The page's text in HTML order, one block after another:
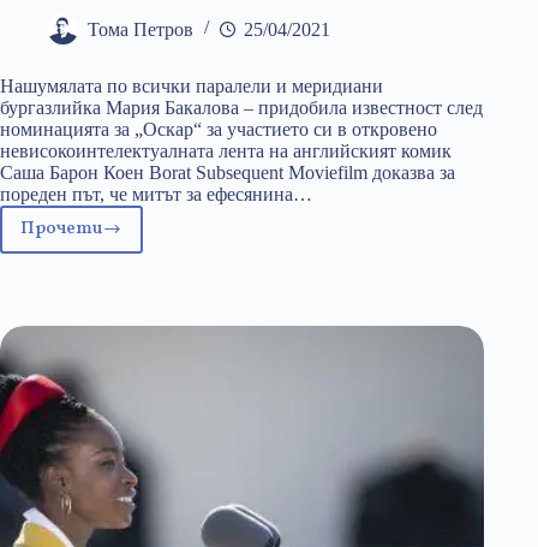
Тома Петров 25/04/2021
Нашумялата по всички паралели и меридиани
бургазлийка Мария Бакалова – придобила известност след
номинацията за „Оскар“ за участието си в откровено
невисокоинтелектуалната лента на английският комик
Саша Барон Коен Borat Subsequent Moviefilm доказва за
пореден път, че митът за ефесянина…
ПрочетиБългарите